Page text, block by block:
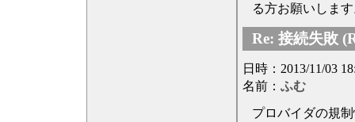
る方お願いしま
Re: 接続失敗
日時：2013/11/03
名前： ふむ
プロバイダの規